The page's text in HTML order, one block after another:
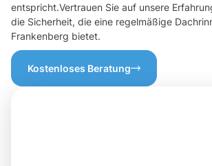
entspricht.Vertrauen Sie auf unsere
die Sicherheit, die eine regelmäßige
Frankenberg bietet.
Kostenloses Beratung